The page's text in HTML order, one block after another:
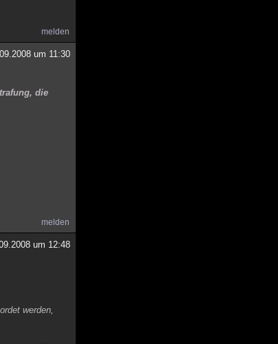
melden
um 11:30
die
melden
um 12:48
werden,